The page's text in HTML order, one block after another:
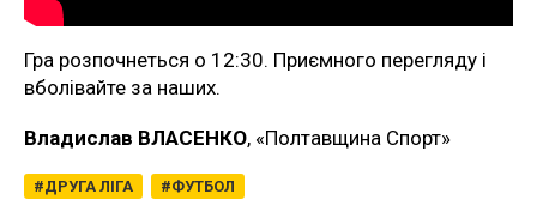
Гра розпочнеться о 12:30. Приємного перегляду і
вболівайте за наших.
Владислав ВЛАСЕНКО, «Полтавщина Спорт»
ДРУГА ЛІГА ФУТБОЛ